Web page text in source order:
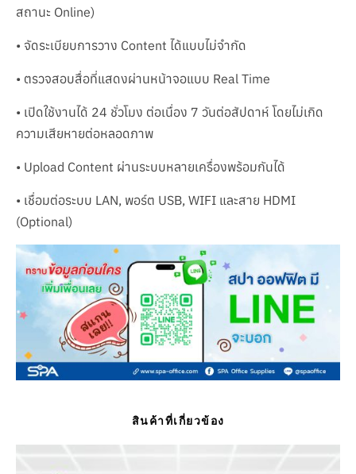
สถานะ Online)
• จัดระเบียบการวาง Content ได้แบบไม่จำกัด
• ตรวจสอบสื่อที่แสดงผ่านหน้าจอแบบ Real Time
• เปิดใช้งานได้ 24 ชั่วโมง ต่อเนื่อง 7 วันต่อสัปดาห์ โดยไม่เกิด
ความเสียหายต่อหลอดภาพ
• Upload Content ผ่านระบบหลายเครื่องพร้อมกันได้
• เชื่อมต่อระบบ LAN, พอร์ต USB, WIFI และสาย HDMI
(Optional)
สินค้าที่เกี่ยวข้อง